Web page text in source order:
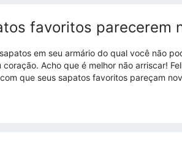
favoritos parecerem
em seu armário do qual você não
Acho que é melhor não arriscar!
que seus sapatos favoritos pareçam